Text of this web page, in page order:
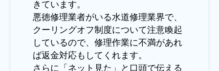
きています。
悪徳修理業者がいる水道修理業界で、
クーリングオフ制度について注意喚起
しているので、修理作業に不満があれ
ば返金対応もしてくれます。
さらに「ネット見た」と口頭で伝える